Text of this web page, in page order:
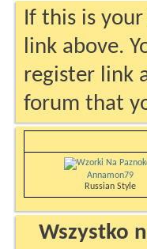
If this is
link above.
register link
forum that
Annamon79
Russian Style
Wszystko